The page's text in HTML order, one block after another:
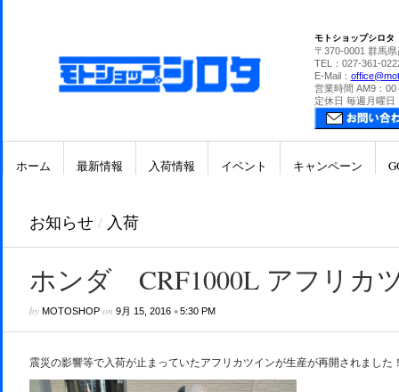
モトショップシロタ
〒370-0001 群馬
TEL：027-361-
E-Mail：
営業時間 AM9：00
定休日 毎週月曜日
ホーム 最新情報 入荷情報 イベント キャンペーン
お知らせ / 入荷
ホンダ CRF1000L アフリカ
by MOTOSHOPon 9月 15, 2016•5:30 PM
震災の影響等で入荷が止まっていたアフリカツインが生産が再開されました